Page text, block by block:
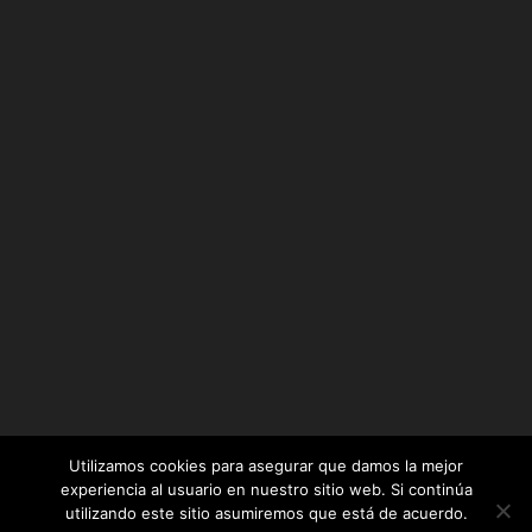
Diseñado por Elegant Themes| Desarrollado por
Utilizamos cookies para asegurar que damos la mejor
experiencia al usuario en nuestro sitio web. Si continúa
utilizando este sitio asumiremos que está de acuerdo.